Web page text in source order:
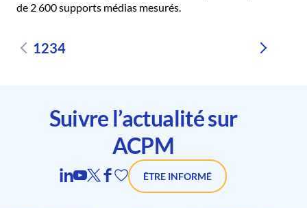
de 2 600 supports médias mesurés.
1234
Suivre l’actualité sur
ACPM
ÊTRE INFORMÉ